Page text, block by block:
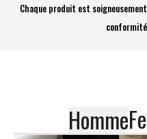
Chaque produit est
Homme